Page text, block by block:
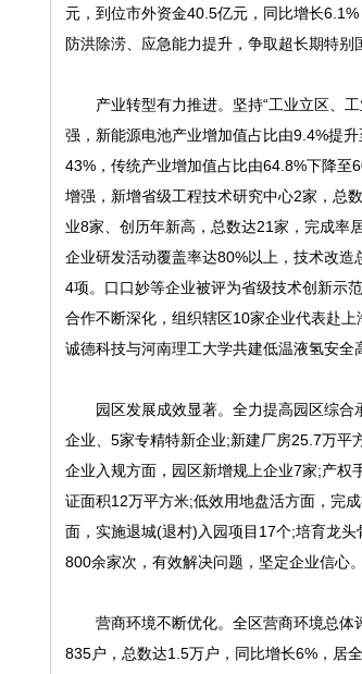
元，到位市外资金40.5亿元，同比增长
防洪除涝、应急能力提升，争取超长期特
产业转型有力推进。坚持“工业立区、工
强，新能源电池产业增加值占比由9.4%提
43%，传统产业增加值占比由64.8%下降至
增强，新增省级工程技术研究中心2家，总
业8家、创历年新高，总数达21家，完成率
企业研发活动覆盖率达80%以上，技术改
4项。口口妙等企业被评为省级技术创新示
合作不断深化，组织辖区10家企业代表赴
诚德科技与河南理工大学共建低温液氢安全
园区发展成效显著。全力提高园区综合承
企业、5家专精特新企业;新建厂房25.7万平
企业入规方面，园区新增规上企业7家;产权
证面积12万平方米;低效用地盘活方面，完
面，实施退城(退村)入园项目17个;培育龙
800余家次，有效解决问题，坚定企业信心
营商环境不断优化。全区营商环境总体
835户，总数达1.5万户，同比增长6%，居